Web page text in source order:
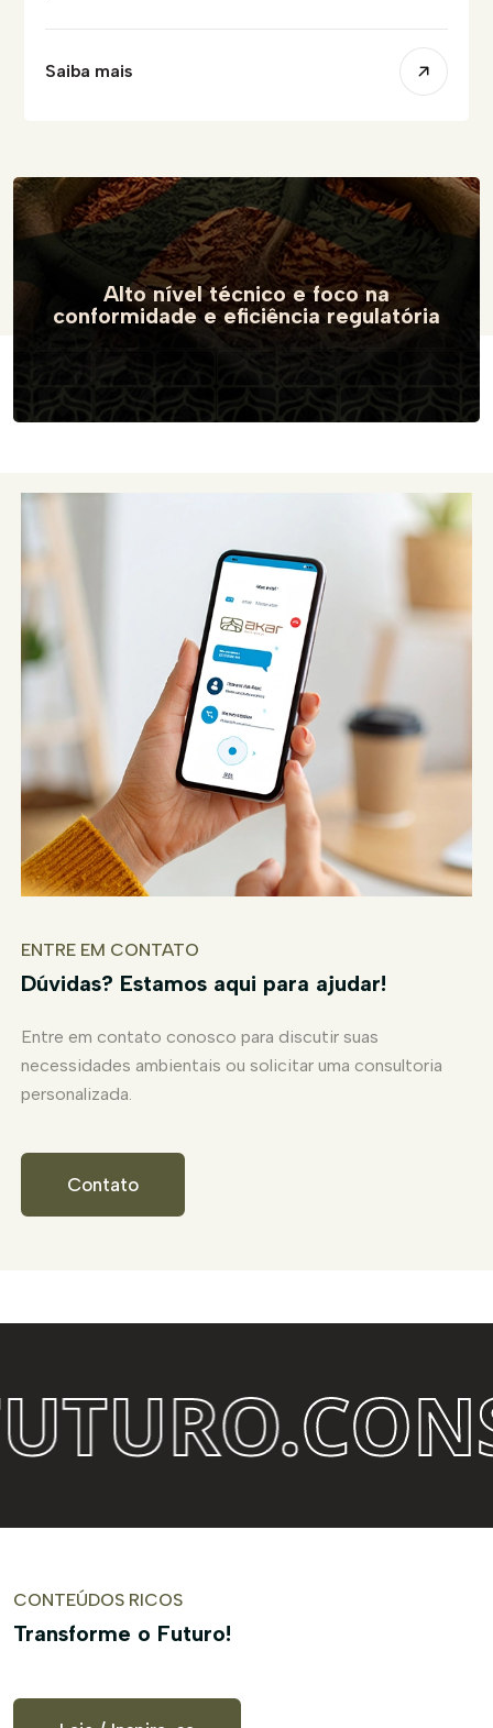
Saiba mais
Alto nível técnico e foco na
conformidade e eficiência regulatória
ENTRE EM CONTATO
Dúvidas? Estamos aqui para ajudar!
Entre em contato conosco para discutir suas
necessidades ambientais ou solicitar uma consultoria
personalizada.
Contato
CONTEÚDOS RICOS
Transforme o Futuro!